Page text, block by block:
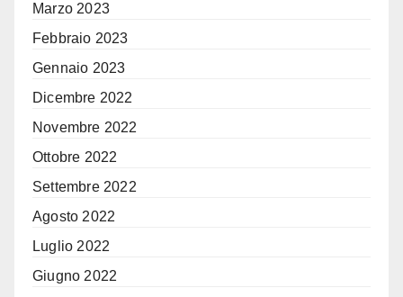
Marzo 2023
Febbraio 2023
Gennaio 2023
Dicembre 2022
Novembre 2022
Ottobre 2022
Settembre 2022
Agosto 2022
Luglio 2022
Giugno 2022